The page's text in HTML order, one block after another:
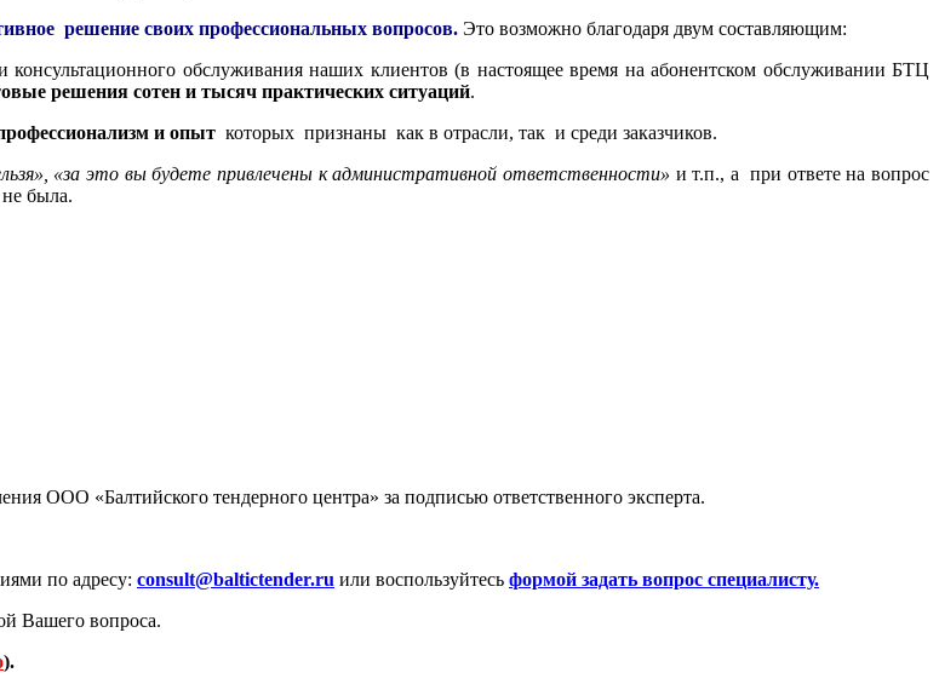
решение своих профессиональных вопросов. Это возможно благодаря двум составляющим:
обслуживания наших клиентов (в настоящее время на абонентском обслуживании БТЦ
решения сотен и тысяч практических ситуаций.
и опыт которых признаны как в отрасли, так и среди заказчиков.
«за это вы будете привлечены к административной ответственности» и т.п., а при ответе на вопрос
была.
ООО «Балтийского тендерного центра» за подписью ответственного эксперта.
по адресу: consult@baltictender.ru или воспользуйтесь формой задать вопрос специалисту.
Вашего вопроса.
).